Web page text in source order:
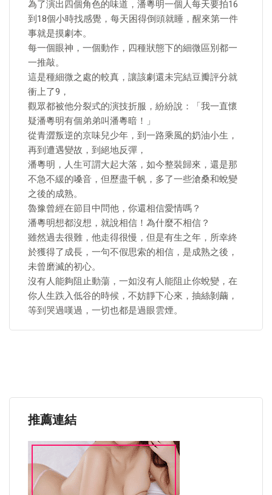
為了演出四個角色的味道，潘粵明一個人每天要拍16
到18個小時找感覺，每天困得倒頭就睡，醒來第一件
事就是摸劇本。
每一個眼神，一個動作，四種狀態下的細微區別都一
一推敲。
這是種細微之處的較真，讓該劇還未完結豆瓣評分就
衝上了9，
觀眾都被他分裂式的演技折服，紛紛說：「我一直懷
疑潘粵明有個弟弟叫潘粵暗！」
從青澀叛逆的京味兒少年，到一路乘風的奶油小生，
再到遭遇變故，到絕地反彈，
潘粵明，人生可謂大起大落，如今整裝歸來，還是那
不急不緩的嗓音，但歷盡千帆，多了一些滄桑和蛻變
之後的成熟。
魯豫曾經在節目中問他，你還相信愛情嗎？
潘粵明想都沒想，就說相信！為什麼不相信？
雖然過去很難，他走得很慢，但是有生之年，所幸終
於獲得了成長，一句不假思索的相信，是成熟之後，
未曾磨滅的初心。
沒有人能夠阻止動蕩，一如沒有人能阻止你蛻變，在
你人生跌入低谷的時候，不妨靜下心來，抽絲剝繭，
等到哭過嘆過，一切也都是過眼雲煙。
推薦連結